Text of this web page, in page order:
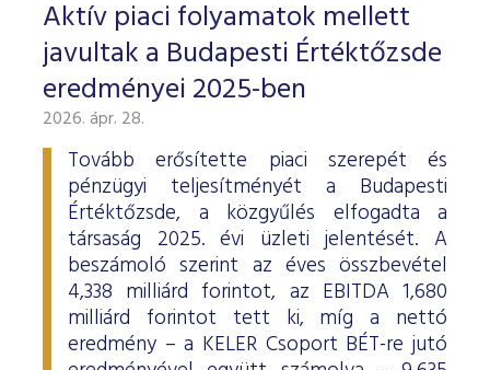
Aktív piaci folyamatok mellett
javultak a Budapesti Értéktőzsde
eredményei 2025-ben
2026. ápr. 28.
Tovább erősítette piaci szerepét és
pénzügyi teljesítményét a Budapesti
Értéktőzsde, a közgyűlés elfogadta a
társaság 2025. évi üzleti jelentését. A
beszámoló szerint az éves összbevétel
4,338 milliárd forintot, az EBITDA 1,680
milliárd forintot tett ki, míg a nettó
eredmény – a KELER Csoport BÉT-re jutó